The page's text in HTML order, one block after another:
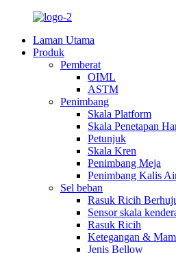
Laman Utama
Produk
Pemberat
OIML
ASTM
Penimbang
Skala Platform
Skala Penetapan
Petunjuk
Skala Kren
Penimbang Meja
Penimbang Kalis
Sel beban
Rasuk Ricih
Sensor skala
Rasuk Ricih
Ketegangan &
Jenis Bellow